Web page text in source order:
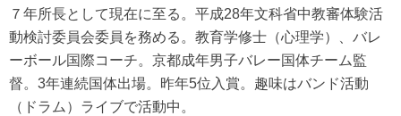
７年所長として現在に至る。平成28年文科省中教審体験活
動検討委員会委員を務める。教育学修士（心理学）、バレ
ーボール国際コーチ。京都成年男子バレー国体チーム監
督。3年連続国体出場。昨年5位入賞。趣味はバンド活動
（ドラム）ライブで活動中。